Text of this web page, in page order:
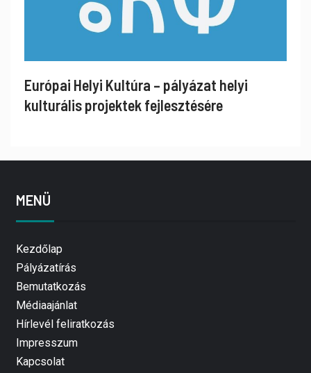
Európai Helyi Kultúra – pályázat helyi
kulturális projektek fejlesztésére
MENÜ
Kezdőlap
Pályázatírás
Bemutatkozás
Médiaajánlat
Hírlevél feliratkozás
Impresszum
Kapcsolat